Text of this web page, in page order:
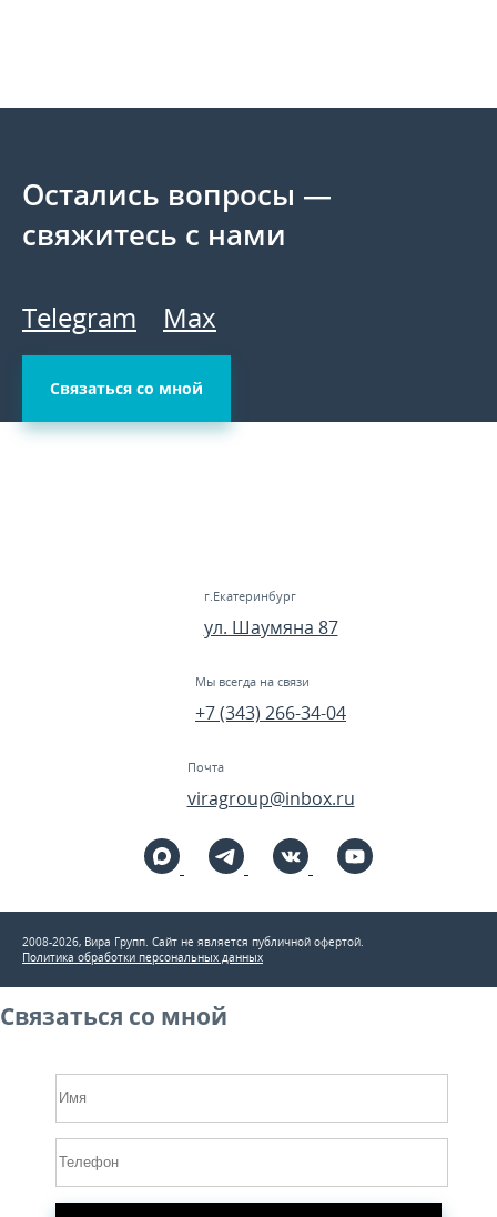
Остались вопросы —
свяжитесь с нами
Telegram Max
Связаться со мной
г.Екатеринбург
ул. Шаумяна 87
Мы всегда на связи
+7 (343) 266-34-04
Почта
viragroup@inbox.ru
2008-2026, Вира Групп. Cайт не является публичной офертой.
Политика обработки персональных данных
Связаться со мной